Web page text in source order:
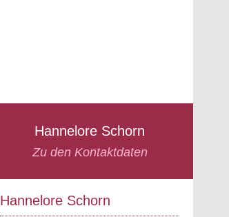
Hannelore Schorn
Zu den Kontaktdaten
Hannelore Schorn